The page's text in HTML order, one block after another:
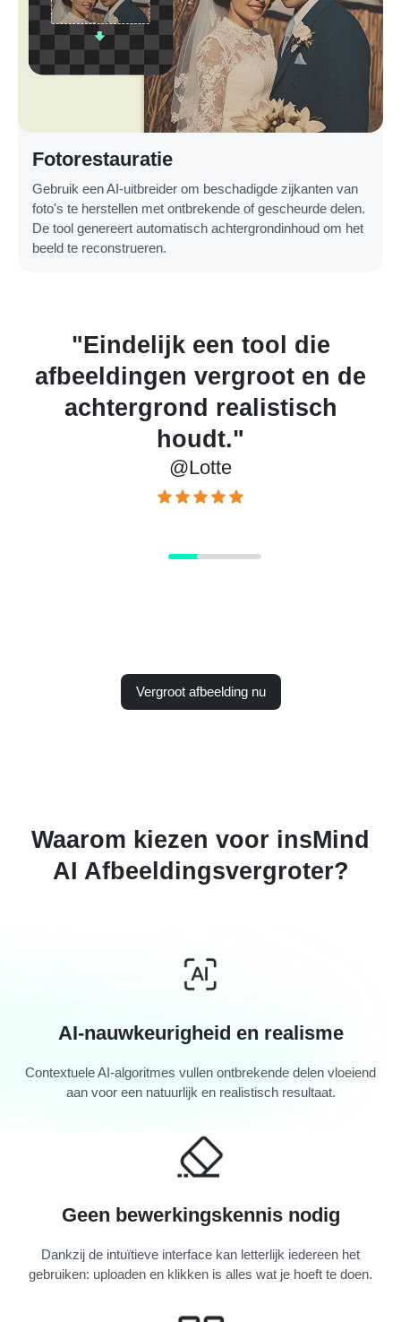
Fotorestauratie
Gebruik een AI-uitbreider om beschadigde zijkanten van
foto's te herstellen met ontbrekende of gescheurde delen.
De tool genereert automatisch achtergrondinhoud om het
beeld te reconstrueren.
"Ik heb mijn hele trouwalbum
opnieuw vergroot. Pure
magie."
@Noor
Vergroot afbeelding nu
Waarom kiezen voor insMind
AI Afbeeldingsvergroter?
AI-nauwkeurigheid en realisme
Contextuele AI-algoritmes vullen ontbrekende delen vloeiend
aan voor een natuurlijk en realistisch resultaat.
Geen bewerkingskennis nodig
Dankzij de intuïtieve interface kan letterlijk iedereen het
gebruiken: uploaden en klikken is alles wat je hoeft te doen.